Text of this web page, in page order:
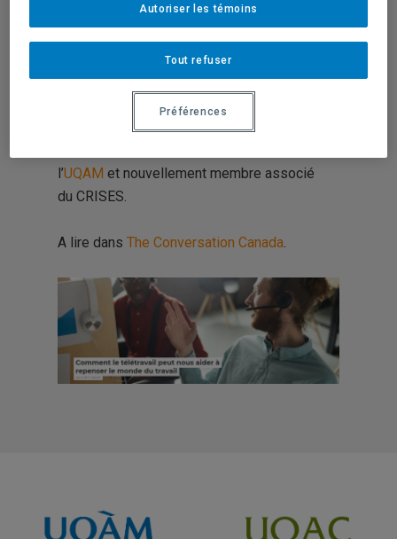
pour permettre la performance de tous,
les différends entre employeurs et
employés ? »
Martin Chadoinest professeur en
l’UQAM et nouvellement membre associé
du CRISES.
A lire dans The Conversation Canada.
Tout refuser
Autoriser les témoins
Préférences